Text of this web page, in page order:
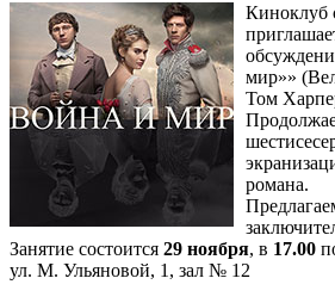
Киноклуб
мир»»
Том
романа.
Занятие состоится 29 ноября, в 17.00
ул. М. Ульяновой, 1, зал № 12